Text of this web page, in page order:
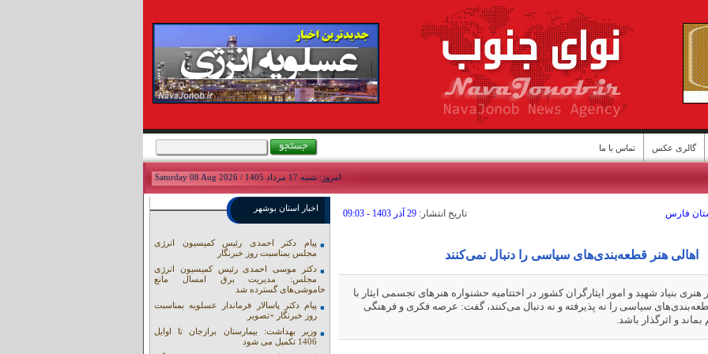
گالری عکس تماس با ما
امروز: شنبه 17 مرداد 1405 / Saturday 08 Aug 2026
فارس تاريخ انتشار: 29 آذر 1403 - 09:03
اهالی هنر قطعه‌بندی‌های سیاسی را دنبال نمی‌کنند
هنری بنیاد شهید و امور ایثارگران کشور در اختتامیه حشنواره هنر‌های تجسمی ایثار با
قطعه‌بندی‌های سیاسی را نه پذیرفته و نه دنبال می‌کنند، گفت: عرصه فکری و فرهنگی
و اثرگذار باشد.
اخبار استان بوشهر
پیام دکتر احمدی رئیس کمیسیون انرژی
مجلس یمناسبت روز خبرنگار
دکتر موسی احمدی رئیس کمیسیون انرژی
مجلس: مدیریت برق امسال مانع
خاموشی‌های گسترده شد
پیام دکتر پاسالار فرماندار عسلویه بمناسبت
روز خبرنگار +تصویر
وزیر بهداشت: بیمارستان برازجان تا اوایل
1406 تکمیل می شود